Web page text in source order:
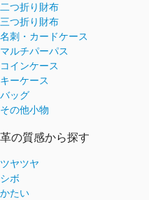
二つ折り財布
三つ折り財布
名刺・カードケース
マルチパーパス
コインケース
キーケース
バッグ
その他小物
革の質感から探す
ツヤツヤ
シボ
かたい